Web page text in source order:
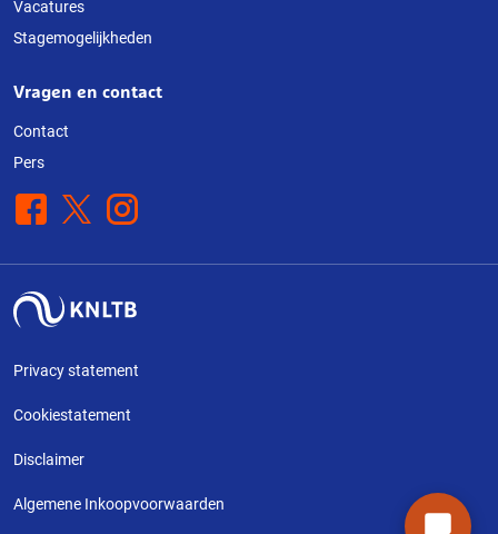
Vacatures
Stagemogelijkheden
Vragen en contact
Contact
Pers
Facebook
X Instagram
Privacy statement
Cookiestatement
Disclaimer
Algemene Inkoopvoorwaarden